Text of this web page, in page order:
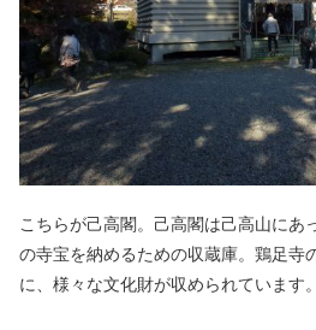
こちらが己高閣。己高閣は己高山にあ
の寺宝を納めるための収蔵庫。鶏足寺
に、様々な文化財が収められています。